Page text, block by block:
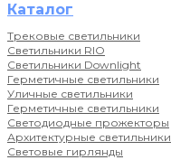
Каталог
Трековые светильники
Светильники RIO
Светильники Downlight
Герметичные светильники
Уличные светильники
Герметичные светильники
Светодиодные прожекторы
Архитектурные светильники
Световые гирлянды